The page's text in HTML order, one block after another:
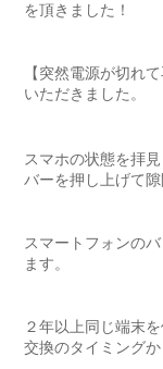
を頂きました！
【突然電源が切れ
いただきました。
スマホの状態を拝
バーを押し上げて隙
スマートフォンの
ます。
２年以上同じ端末
交換のタイミングか